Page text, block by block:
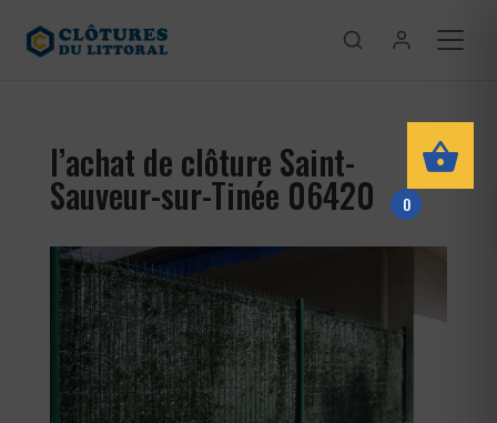
l’achat de clôture Saint-
Sauveur-sur-Tinée 06420 0